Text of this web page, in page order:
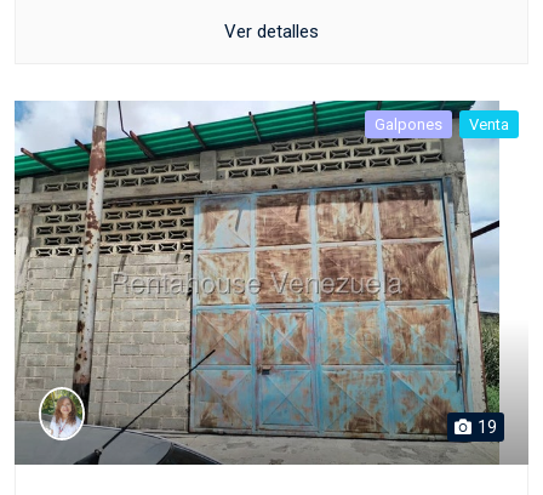
Ver detalles
Galpones Venta
19